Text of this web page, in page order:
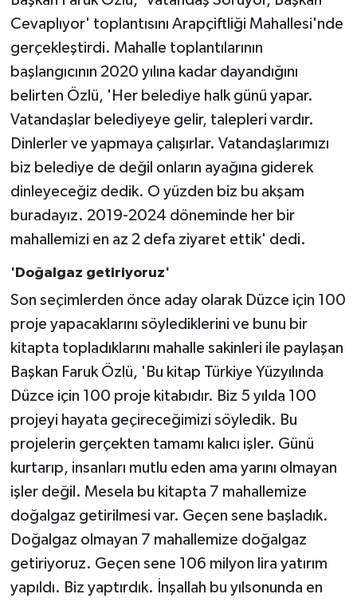
Cevaplıyor' toplantısını Arapçiftliği Mahallesi'nde
gerçekleştirdi. Mahalle toplantılarının
başlangıcının 2020 yılına kadar dayandığını
belirten Özlü, 'Her belediye halk günü yapar.
Vatandaşlar belediyeye gelir, talepleri vardır.
Dinlerler ve yapmaya çalışırlar. Vatandaşlarımızı
biz belediye de değil onların ayağına giderek
dinleyeceğiz dedik. O yüzden biz bu akşam
buradayız. 2019-2024 döneminde her bir
mahallemizi en az 2 defa ziyaret ettik' dedi.
'Doğalgaz getiriyoruz'
Son seçimlerden önce aday olarak Düzce için 100
proje yapacaklarını söylediklerini ve bunu bir
kitapta topladıklarını mahalle sakinleri ile paylaşan
Başkan Faruk Özlü, 'Bu kitap Türkiye Yüzyılında
Düzce için 100 proje kitabıdır. Biz 5 yılda 100
projeyi hayata geçireceğimizi söyledik. Bu
projelerin gerçekten tamamı kalıcı işler. Günü
kurtarıp, insanları mutlu eden ama yarını olmayan
işler değil. Mesela bu kitapta 7 mahallemize
doğalgaz getirilmesi var. Geçen sene başladık.
Doğalgaz olmayan 7 mahallemize doğalgaz
getiriyoruz. Geçen sene 106 milyon lira yatırım
yapıldı. Biz yaptırdık. İnşallah bu yılsonunda en